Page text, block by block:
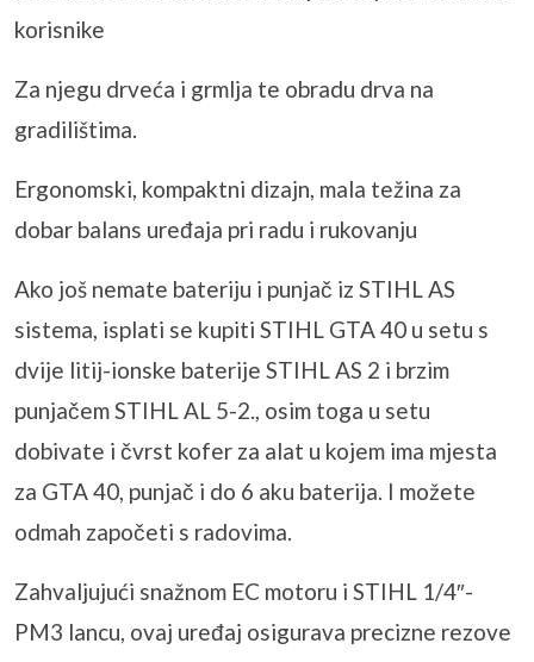
korisnike
Za njegu drveća i grmlja te obradu drva na
gradilištima.
Ergonomski, kompaktni dizajn, mala težina za
dobar balans uređaja pri radu i rukovanju
Ako još nemate bateriju i punjač iz STIHL AS
sistema, isplati se kupiti STIHL GTA 40 u setu s
dvije litij-ionske baterije STIHL AS 2 i brzim
punjačem STIHL AL 5-2., osim toga u setu
dobivate i čvrst kofer za alat u kojem ima mjesta
za GTA 40, punjač i do 6 aku baterija. I možete
odmah započeti s radovima.
Zahvaljujući snažnom EC motoru i STIHL 1/4″-
PM3 lancu, ovaj uređaj osigurava precizne rezove